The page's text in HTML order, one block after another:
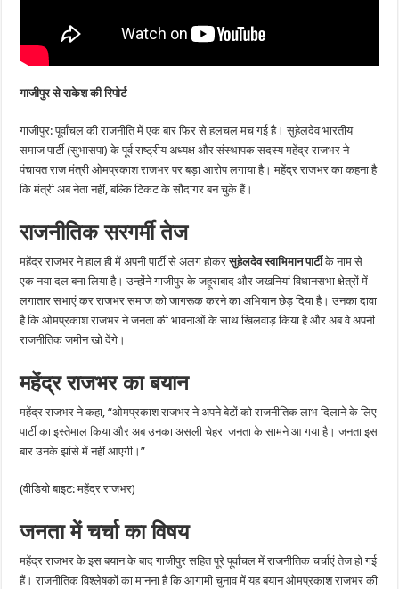
गाजीपुर से राकेश की रिपोर्ट
गाजीपुर: पूर्वांचल की राजनीति में एक बार फिर से हलचल मच गई है। सुहेलदेव भारतीय
समाज पार्टी (सुभासपा) के पूर्व राष्ट्रीय अध्यक्ष और संस्थापक सदस्य महेंद्र राजभर ने
पंचायत राज मंत्री ओमप्रकाश राजभर पर बड़ा आरोप लगाया है। महेंद्र राजभर का कहना है
कि मंत्री अब नेता नहीं, बल्कि टिकट के सौदागर बन चुके हैं।
राजनीतिक सरगर्मी तेज
महेंद्र राजभर ने हाल ही में अपनी पार्टी से अलग होकरसुहेलदेव स्वाभिमान पार्टीके नाम से
एक नया दल बना लिया है। उन्होंने गाजीपुर के जहूराबाद और जखनियां विधानसभा क्षेत्रों में
लगातार सभाएं कर राजभर समाज को जागरूक करने का अभियान छेड़ दिया है। उनका दावा
है कि ओमप्रकाश राजभर ने जनता की भावनाओं के साथ खिलवाड़ किया है और अब वे अपनी
राजनीतिक जमीन खो देंगे।
महेंद्र राजभर का बयान
महेंद्र राजभर ने कहा, “ओमप्रकाश राजभर ने अपने बेटों को राजनीतिक लाभ दिलाने के लिए
पार्टी का इस्तेमाल किया और अब उनका असली चेहरा जनता के सामने आ गया है। जनता इस
बार उनके झांसे में नहीं आएगी।”
(वीडियो बाइट: महेंद्र राजभर)
जनता में चर्चा का विषय
महेंद्र राजभर के इस बयान के बाद गाजीपुर सहित पूरे पूर्वांचल में राजनीतिक चर्चाएं तेज हो गई
हैं। राजनीतिक विश्लेषकों का मानना है कि आगामी चुनाव में यह बयान ओमप्रकाश राजभर की